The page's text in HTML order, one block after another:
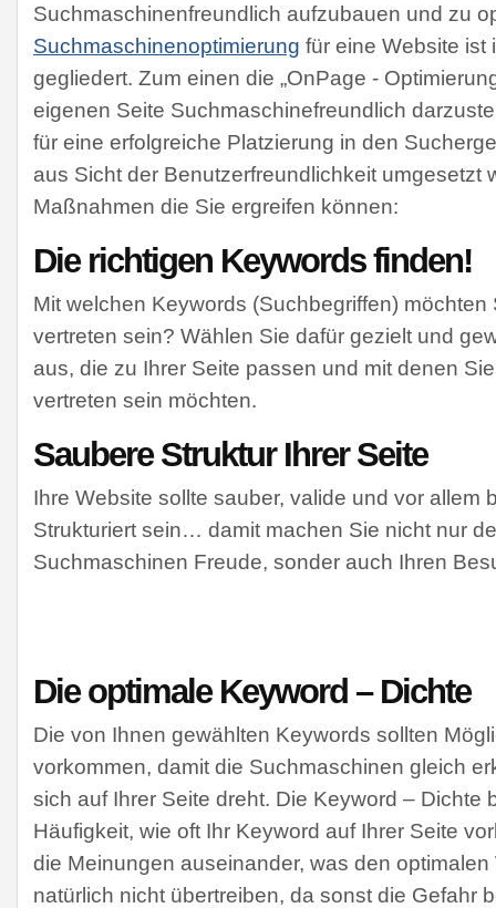
Suchmaschinenfreundlich aufzubauen und zu
Suchmaschinenoptimierung für eine Website ist
gegliedert. Zum einen die „OnPage -
eigenen Seite Suchmaschinefreundlich
für eine erfolgreiche Platzierung in den
aus Sicht der Benutzerfreundlichkeit umgesetzt
Maßnahmen die Sie ergreifen können:
Die richtigen Keywords finden!
Mit welchen Keywords (Suchbegriffen)
vertreten sein? Wählen Sie dafür gezielt und
aus, die zu Ihrer Seite passen und mit denen
vertreten sein möchten.
Saubere Struktur Ihrer Seite
Ihre Website sollte sauber, valide und vor allem
Strukturiert sein… damit machen Sie nicht nur
Suchmaschinen Freude, sonder auch Ihren
Die optimale Keyword – Dichte
Die von Ihnen gewählten Keywords sollten
vorkommen, damit die Suchmaschinen gleich
sich auf Ihrer Seite dreht. Die Keyword – Dichte
Häufigkeit, wie oft Ihr Keyword auf Ihrer Seite
die Meinungen auseinander, was den
natürlich nicht übertreiben, da sonst die Gefahr